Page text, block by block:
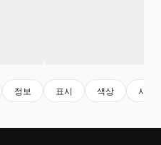
정보 표시 색상 사업